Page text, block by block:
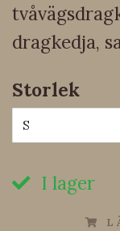
dragkedja,
Storlek
S
I lager